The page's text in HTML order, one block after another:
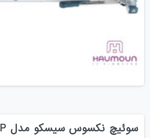
سوئیچ نکسوس سیسکو مدل Nexus N5K-C56128P